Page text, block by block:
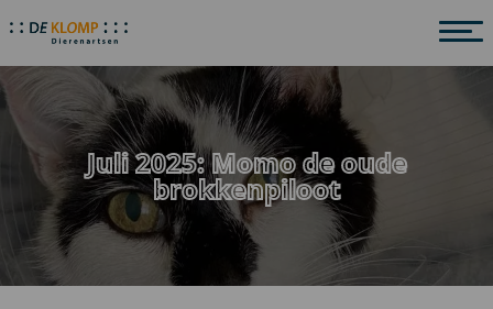
Juli 2025: Momo de oude
brokkenpiloot